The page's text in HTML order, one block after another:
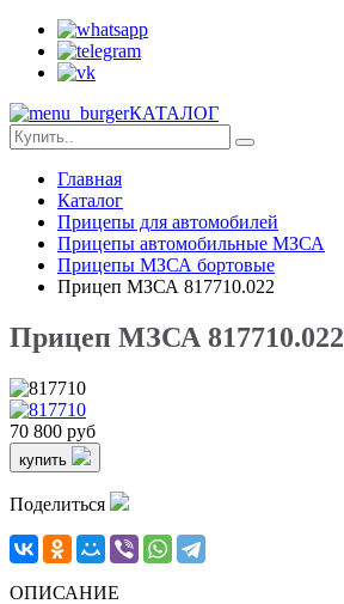
КАТАЛОГ
Главная
Каталог
Прицепы для автомобилей
Прицепы автомобильные МЗСА
Прицепы МЗСА бортовые
Прицеп МЗСА 817710.022
Прицеп МЗСА 817710.022
70 800 руб
купить
Поделиться
ОПИСАНИЕ